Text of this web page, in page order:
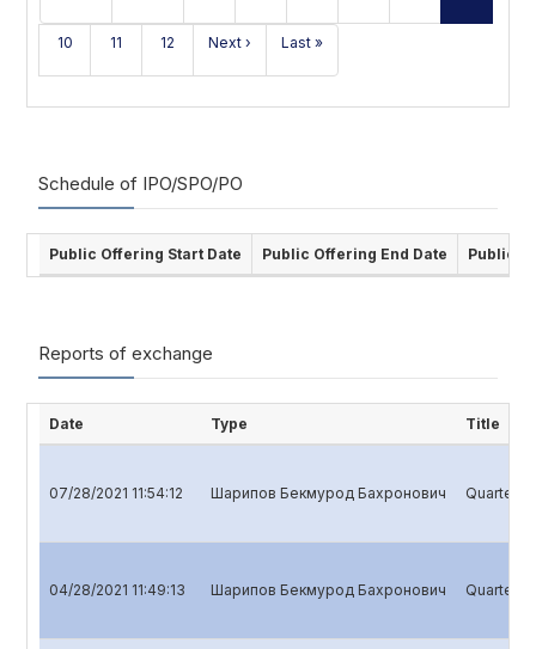
10 11 12 Next › Last »
Schedule of IPO/SPO/PO
Public Offering Start Date Public Offering End Date Public
Reports of exchange
Date Type Title
07/28/2021 11:54:12 Шарипов Бекмурод Бахронович
04/28/2021 11:49:13 Шарипов Бекмурод Бахронович